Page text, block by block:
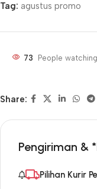
Tag: agustus promo
73 People
Share:
Pengiriman &
Pilihan Kurir